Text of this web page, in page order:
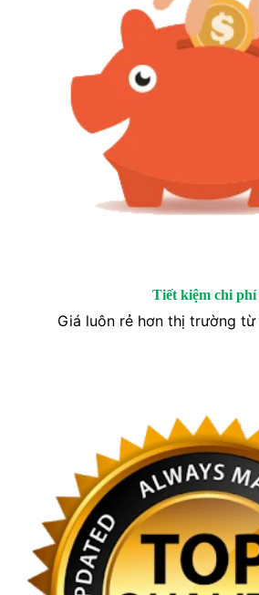
Tiết kiệm chi phí
Giá luôn rẻ hơn thị trường từ